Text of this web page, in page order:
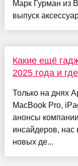
Марк Гурман из
выпуск
Какие ещё
2025 года и
Только на днях
MacBook Pro,
анонсы
инсайдеров,
новых де...